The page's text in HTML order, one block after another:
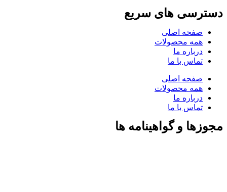
دسترسی های سریع
صفحه اصلی
همه محصولات
درباره ما
تماس با ما
صفحه اصلی
همه محصولات
درباره ما
تماس با ما
مجوزها و گواهینامه ها